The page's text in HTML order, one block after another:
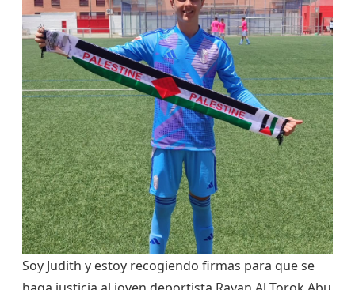
Soy Judith y estoy recogiendo firmas para que se